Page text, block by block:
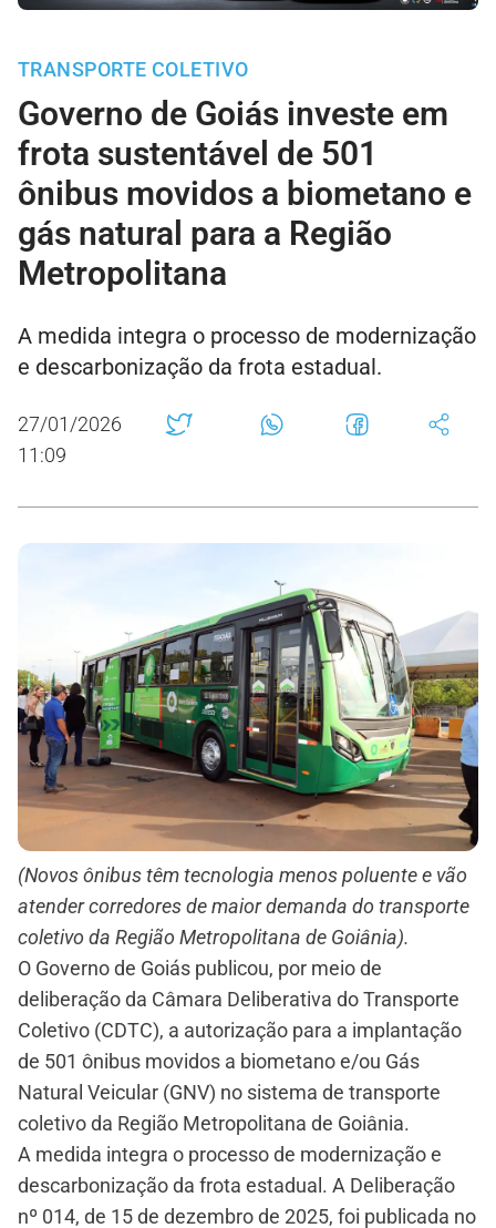
TRANSPORTE COLETIVO
Governo de Goiás investe em
frota sustentável de 501
ônibus movidos a biometano e
gás natural para a Região
Metropolitana
A medida integra o processo de modernização
e descarbonização da frota estadual.
27/01/2026
11:09
(Novos ônibus têm tecnologia menos poluente e vão
atender corredores de maior demanda do transporte
coletivo da Região Metropolitana de Goiânia).
O Governo de Goiás publicou, por meio de
deliberação da Câmara Deliberativa do Transporte
Coletivo (CDTC), a autorização para a implantação
de 501 ônibus movidos a biometano e/ou Gás
Natural Veicular (GNV) no sistema de transporte
coletivo da Região Metropolitana de Goiânia.
A medida integra o processo de modernização e
descarbonização da frota estadual. A Deliberação
nº 014, de 15 de dezembro de 2025, foi publicada no